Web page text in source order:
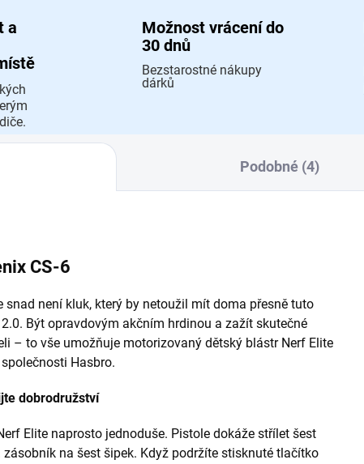
a
Možnost vrácení do
30 dnů
Bezstarostné nákupy
dárků
Podobné (4)
CS-6
snad není kluk, který by netoužil mít doma přesně tuto
Být opravdovým akčním hrdinou a zažít skutečné
– to vše umožňuje motorizovaný dětský blástr Nerf Elite
Hasbro.
dobrodružství
Elite naprosto jednoduše. Pistole dokáže střílet šest
na šest šipek. Když podržíte stisknuté tlačítko